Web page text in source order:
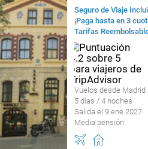
Seguro de Viaje
¡Paga hasta en 3
Tarifas
Vuelos desde Madrid
5 días / 4 noches
Salida el 9 ene 2027
Media pensión